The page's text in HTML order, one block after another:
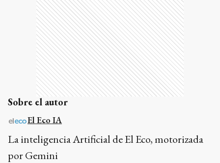
Sobre el autor
El Eco IA
La inteligencia Artificial de El Eco, motorizada
por Gemini